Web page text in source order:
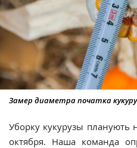
Замер диаметра початка
Уборку кукурузы планують
октября. Наша команда